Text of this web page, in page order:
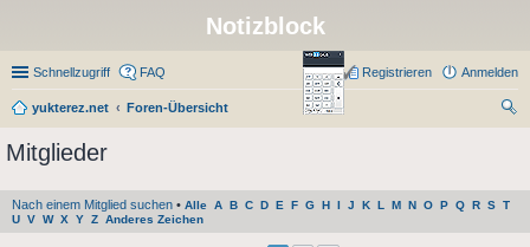
Notizblock
Schnellzugriff FAQ Anmelden
Registrieren
yukterez.net
Foren-Übersicht
Mitglieder
Nach einem Mitglied suchen • Alle A B C D E F G H I J K L M N O P Q R S T
U V W X Y Z Anderes Zeichen